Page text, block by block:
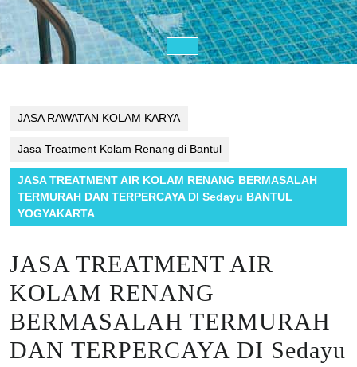
Open
JASA RAWATAN KOLAM KARYA
Jasa Treatment Kolam Renang di Bantul
JASA TREATMENT AIR KOLAM RENANG BERMASALAH
TERMURAH DAN TERPERCAYA DI Sedayu BANTUL
YOGYAKARTA
JASA TREATMENT AIR
KOLAM RENANG
BERMASALAH TERMURAH
DAN TERPERCAYA DI Sedayu